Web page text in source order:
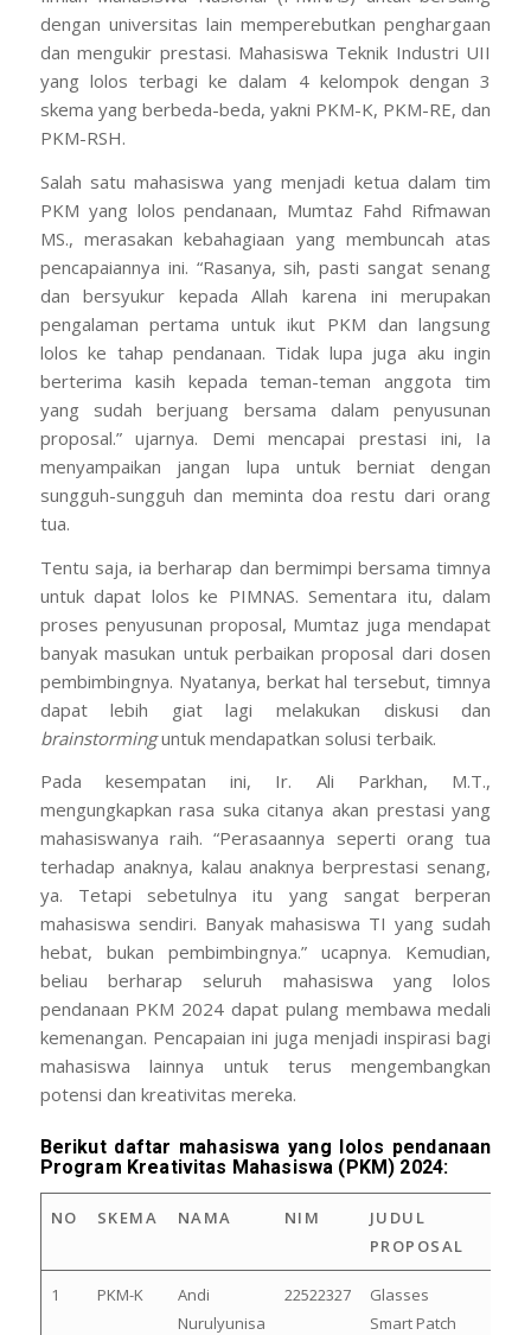
dengan universitas lain memperebutkan penghargaan
dan mengukir prestasi. Mahasiswa Teknik Industri UII
yang lolos terbagi ke dalam 4 kelompok dengan 3
skema yang berbeda-beda, yakni PKM-K, PKM-RE, dan
PKM-RSH.
Salah satu mahasiswa yang menjadi ketua dalam tim
PKM yang lolos pendanaan, Mumtaz Fahd Rifmawan
MS., merasakan kebahagiaan yang membuncah atas
pencapaiannya ini. “Rasanya, sih, pasti sangat senang
dan bersyukur kepada Allah karena ini merupakan
pengalaman pertama untuk ikut PKM dan langsung
lolos ke tahap pendanaan. Tidak lupa juga aku ingin
berterima kasih kepada teman-teman anggota tim
yang sudah berjuang bersama dalam penyusunan
proposal.” ujarnya. Demi mencapai prestasi ini, Ia
menyampaikan jangan lupa untuk berniat dengan
sungguh-sungguh dan meminta doa restu dari orang
tua.
Tentu saja, ia berharap dan bermimpi bersama timnya
untuk dapat lolos ke PIMNAS. Sementara itu, dalam
proses penyusunan proposal, Mumtaz juga mendapat
banyak masukan untuk perbaikan proposal dari dosen
pembimbingnya. Nyatanya, berkat hal tersebut, timnya
dapat lebih giat lagi melakukan diskusi dan
brainstorminguntuk mendapatkan solusi terbaik.
Pada kesempatan ini, Ir. Ali Parkhan, M.T.,
mengungkapkan rasa suka citanya akan prestasi yang
mahasiswanya raih. “Perasaannya seperti orang tua
terhadap anaknya, kalau anaknya berprestasi senang,
ya. Tetapi sebetulnya itu yang sangat berperan
mahasiswa sendiri. Banyak mahasiswa TI yang sudah
hebat, bukan pembimbingnya.” ucapnya. Kemudian,
beliau berharap seluruh mahasiswa yang lolos
pendanaan PKM 2024 dapat pulang membawa medali
kemenangan. Pencapaian ini juga menjadi inspirasi bagi
mahasiswa lainnya untuk terus mengembangkan
potensi dan kreativitas mereka.
Berikut daftar mahasiswa yang lolos pendanaan
Program Kreativitas Mahasiswa (PKM) 2024:
NO SKEMA NAMA NIM
JUDUL
PROPOSAL
1 PKM-K
Andi
Nurulyunisa
22522327
Glasses
Smart Patch